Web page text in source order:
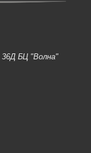
36Д БЦ "Волна"